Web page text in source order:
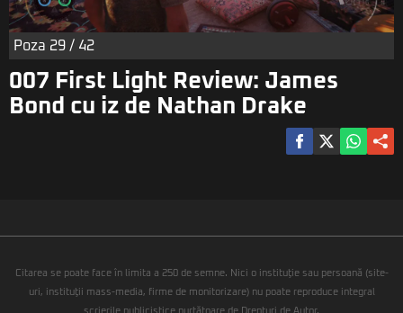
Poza 29 / 42
007 First Light Review: James
Bond cu iz de Nathan Drake
Citarea se poate face în limita a 250 de semne. Nici o instituţie sau persoană (site-
uri, instituţii mass-media, firme de monitorizare) nu poate reproduce integral
scrierile publicistice purtătoare de Drepturi de Autor.